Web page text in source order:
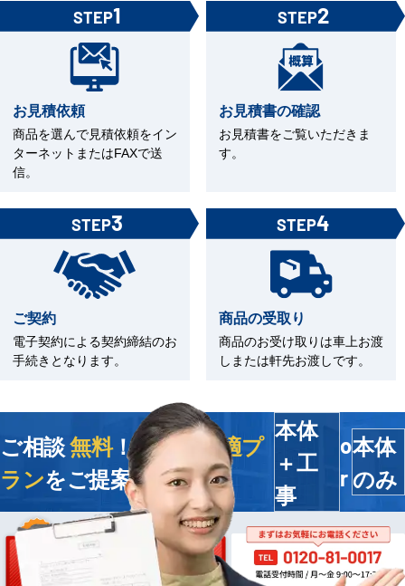
STEP1
お見積依頼
商品を選んで見積依頼をイン
ターネットまたはFAXで送
信。
STEP2
お見積書の確認
お見積書をご覧いただきま
す。
STEP3
ご契約
電子契約による契約締結のお
手続きとなります。
STEP4
商品の受取り
商品のお受け取りは車上お渡
しまたは軒先お渡しです。
ご相談無料！今すぐ
最適プ
ランをご提案します
本体
＋工
事
o
r
本体
のみ